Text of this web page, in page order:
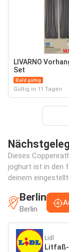
LIVARNO
Set
Bald gültig
Gültig in 11 Tagen
Dieses
joghurt ist in den
deinem
Berlin
Berlin
Lidl